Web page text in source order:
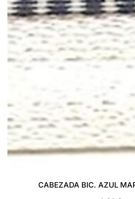
CABEZADA BIC. AZUL